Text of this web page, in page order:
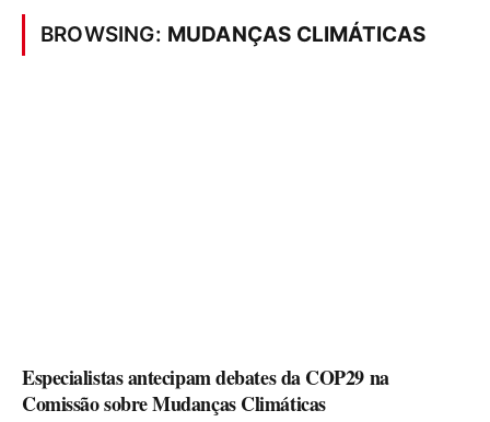
BROWSING: MUDANÇAS CLIMÁTICAS
Especialistas antecipam debates da COP29 na
Comissão sobre Mudanças Climáticas